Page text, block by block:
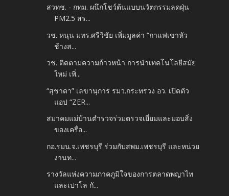
สวทช. - กทม. ผนึกโชว์ต้นแบบนวัตกรรมลดฝุ่น
PM2.5 สร...
วช. หนุน มทร.ศรีวิชัย เพิ่มมูลค่า “กาแฟเขาหัว
ช้างส...
วช. ติดตามความก้าวหน้า การนำเทคโนโลยีสมัย
ใหม่ เพิ่...
“สุชาดา” เลขานุการ รมว.กระทรวง อว. เปิดตัว
แอป “ZER...
สมาคมแม่บ้านตำรวจร่วมตรวจเยี่ยมและมอบสิ่ง
ของเครื่อ...
กอ.รมน.จ.เพชรบุรี ร่วมกับสพม.เพชรบุรี และหน่วย
งานท...
รางวัลแห่งความภาคภูมิใจของการตลาดพญาไท
และเปาโล กั...